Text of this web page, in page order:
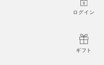
ギフト
ログイン